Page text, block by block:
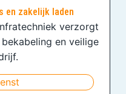
en zakelijk laden
verzorgt
en veilige